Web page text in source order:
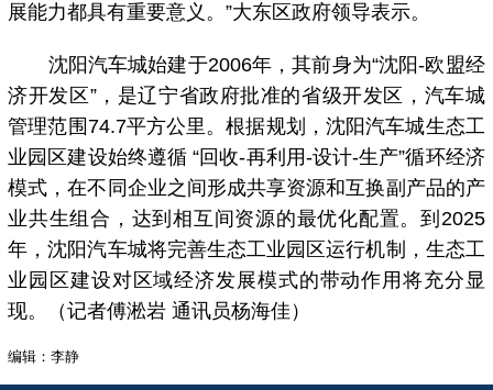
展能力都具有重要意义。”大东区政府领导表示。
沈阳汽车城始建于2006年，其前身为“沈阳-欧盟经
济开发区”，是辽宁省政府批准的省级开发区，汽车城
管理范围74.7平方公里。根据规划，沈阳汽车城生态工
业园区建设始终遵循 “回收-再利用-设计-生产”循环经济
模式，在不同企业之间形成共享资源和互换副产品的产
业共生组合，达到相互间资源的最优化配置。到2025
年，沈阳汽车城将完善生态工业园区运行机制，生态工
业园区建设对区域经济发展模式的带动作用将充分显
现。（记者傅淞岩 通讯员杨海佳）
编辑：李静